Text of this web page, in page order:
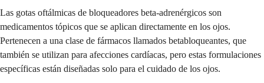
Las gotas oftálmicas de bloqueadores beta-adrenérgicos son
medicamentos tópicos que se aplican directamente en los ojos.
Pertenecen a una clase de fármacos llamados betabloqueantes, que
también se utilizan para afecciones cardíacas, pero estas formulaciones
específicas están diseñadas solo para el cuidado de los ojos.